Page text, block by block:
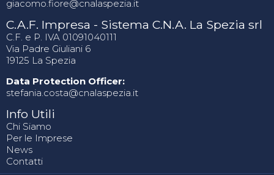
giacomo.fiore@cnalaspezia.it
C.A.F. Impresa - Sistema C.N.A. La Spezia srl
C.F. e P. IVA 01091040111
Via Padre Giuliani 6
19125 La Spezia
Data Protection Officer:
stefania.costa@cnalaspezia.it
Info Utili
Chi Siamo
Per le Imprese
News
Contatti